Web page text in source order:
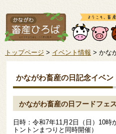
トップページ > イベント情報 > かな
かながわ畜産の日記念イベン
かながわ畜産の日フードフェ
日時：令和7年11月2日（日）10
トントンまつりと同時開催）